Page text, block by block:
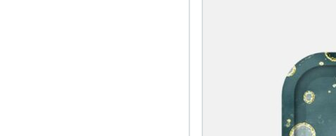
Un espace bien organisé est essentiel pour une gestion
produits en ordre. Ils facilitent l’accès à vos essentiels
Maintenir un Environnement